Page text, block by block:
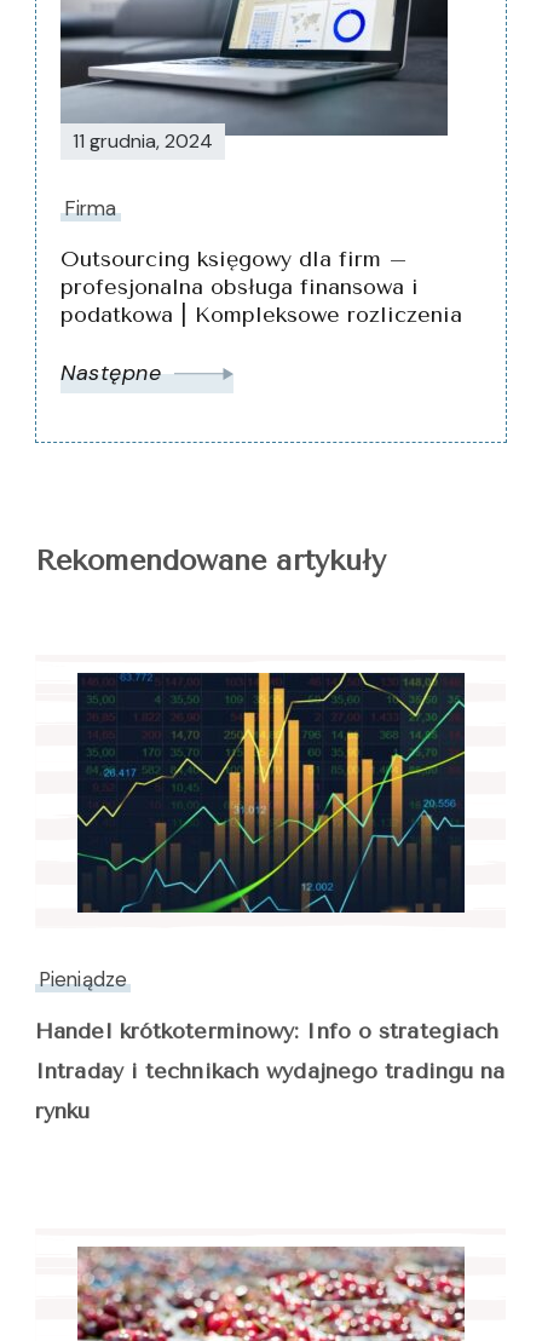
11 grudnia, 2024
Firma
Outsourcing księgowy dla firm –
profesjonalna obsługa finansowa i
podatkowa | Kompleksowe rozliczenia
Następne
Rekomendowane artykuły
Pieniądze
Handel krótkoterminowy: Info o strategiach
Intraday i technikach wydajnego tradingu na
rynku